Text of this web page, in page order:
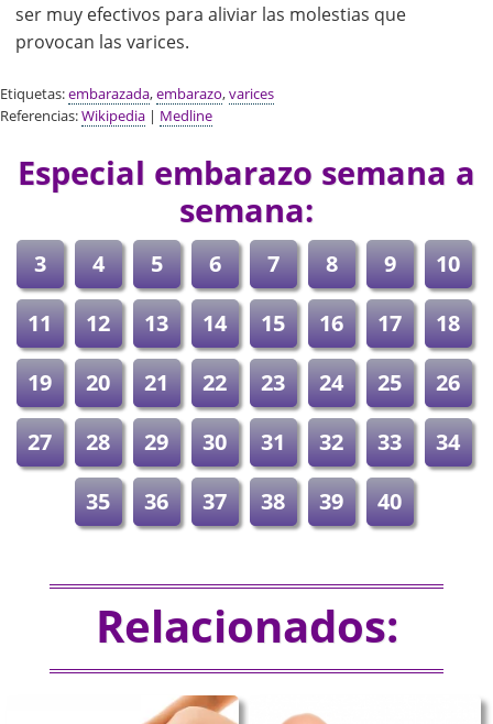
ser muy efectivos para aliviar las molestias que
provocan las varices.
Etiquetas:embarazada,embarazo,varices
Referencias:Wikipedia | Medline
Especial embarazo semana a
semana:
3 4 5 6 7 8 9
10
11
12 13 14 15 16 17
18
19
20 21 22 23 24 25
26
27
28 29 30 31 32 33
34
35
36 37 38 39 40
Relacionados: